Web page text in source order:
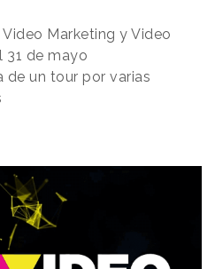
Marketing y Video
31 de mayo
de un tour por varias